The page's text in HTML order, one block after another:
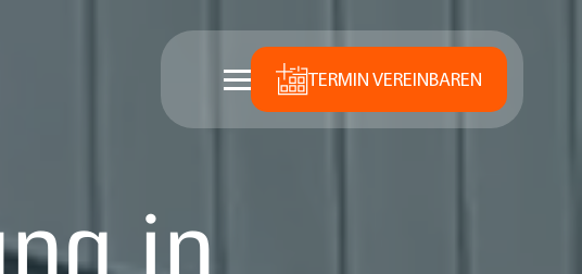
TERMIN VEREINBAREN